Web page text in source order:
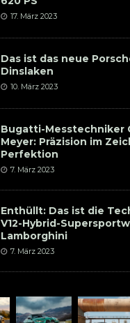
17. März 2023
Das ist das neue
Dinslaken
10. März 2023
Bugatti-Messtechniker
Meyer: Präzision im
Perfektion
7. März 2023
Enthüllt: Das ist die
V12-Hybrid-
Lamborghini
7. März 2023